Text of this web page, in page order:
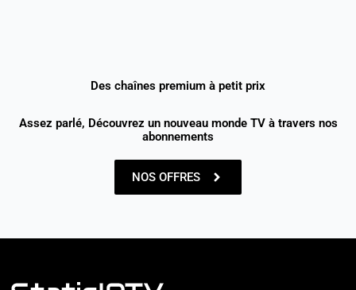
Des chaînes premium à petit prix
Assez parlé, Découvrez un nouveau monde TV à travers nos
abonnements
NOS OFFRES